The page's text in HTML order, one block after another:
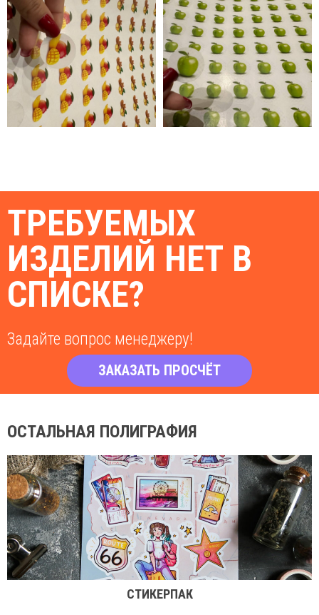
ТРЕБУЕМЫХ
ИЗДЕЛИЙ НЕТ В
СПИСКЕ?
Задайте вопрос менеджеру!
ЗАКАЗАТЬ ПРОСЧЁТ
ОСТАЛЬНАЯ ПОЛИГРАФИЯ
СТИКЕРПАК